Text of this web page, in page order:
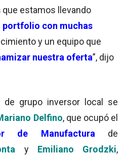
que estamos llevando
portfolio con muchas
y un equipo que
nuestra oferta”, dijo
de grupo inversor local se
Delfino, que ocupó el
de Manufactura de
y Emiliano Grodzki,